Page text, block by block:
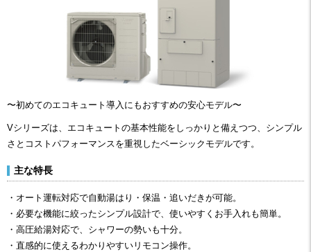
〜初めてのエコキュート導入にもおすすめの安心モデル〜
Vシリーズは、エコキュートの基本性能をしっかりと備えつつ、シンプル
さとコストパフォーマンスを重視したベーシックモデルです。
主な特長
・オート運転対応で自動湯はり・保温・追いだきが可能。
・必要な機能に絞ったシンプル設計で、使いやすくお手入れも簡単。
・高圧給湯対応で、シャワーの勢いも十分。
・直感的に使えるわかりやすいリモコン操作。